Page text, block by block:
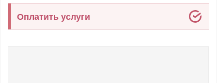
Оплатить услуги